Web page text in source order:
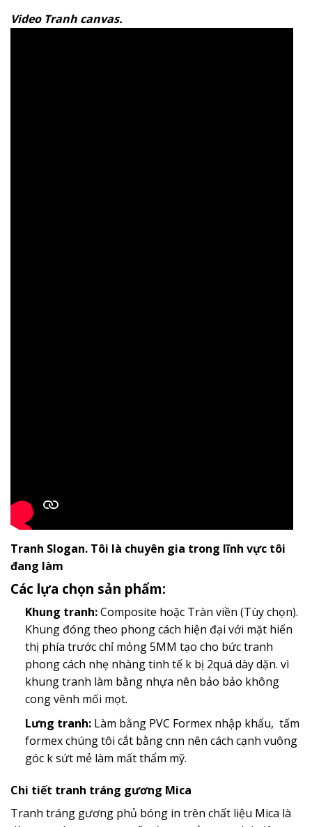
Video Tranh canvas.
Tranh Slogan. Tôi là chuyên gia trong lĩnh vực tôi
đang làm
Các lựa chọn sản phẩm:
Khung tranh:Composite hoặc Tràn viền (Tùy chọn).
Khung đóng theo phong cách hiện đại với mặt hiển
thị phía trước chỉ mỏng 5MM tạo cho bức tranh
phong cách nhẹ nhàng tinh tế k bị 2quá dày dặn. vì
khung tranh làm bằng nhựa nên bảo bảo không
cong vênh mối mọt.
Lưng tranh:Làm bằng PVC Formex nhập khẩu, tấm
formex chúng tôi cắt bằng cnn nên cách cạnh vuông
góc k sứt mẻ làm mất thẩm mỹ.
Chi tiết tranh tráng gương Mica
Tranh tráng gương phủ bóng in trên chất liệu Mica là